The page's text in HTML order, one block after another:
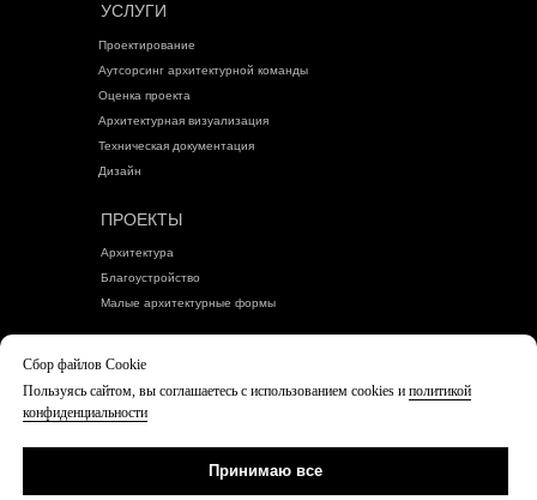
Сбор файлов Cookie
Пользуясь сайтом, вы соглашаетесь с использованием cookies и политикой
конфиденциальности
Принимаю все
Политика конфиденциальности
УСЛУГИ
ПРОЕКТЫ
Проектирование
Аутсорсинг архитектурной команды
Оценка проекта
Архитектурная визуализация
Техническая документация
Дизайн
Архитектура
Благоустройство
Малые архитектурные формы